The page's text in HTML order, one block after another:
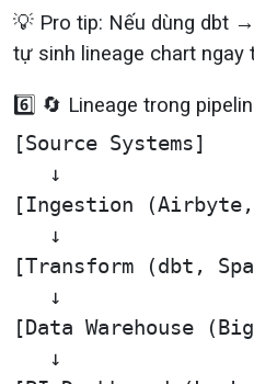
💡 Pro tip: Nếu dùng dbt
tự sinh lineage chart ngay
6️⃣ 🔄 Lineage trong
[Source Systems]
   ↓
[Ingestion
   ↓
[Transform (dbt,
   ↓
[Data Warehouse
   ↓